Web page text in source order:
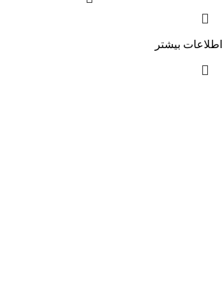
اطلاعات بیشتر